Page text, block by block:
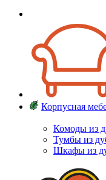
Корпусная
Комоды из
Тумбы из
Шкафы из